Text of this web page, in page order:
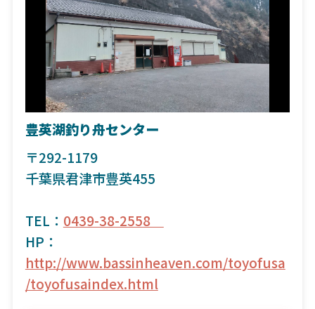
豊英湖釣り舟センター
〒292-1179
千葉県君津市豊英455
TEL： 0439-38-2558
HP：
http://www.bassinheaven.com/toyofusa
/toyofusaindex.html